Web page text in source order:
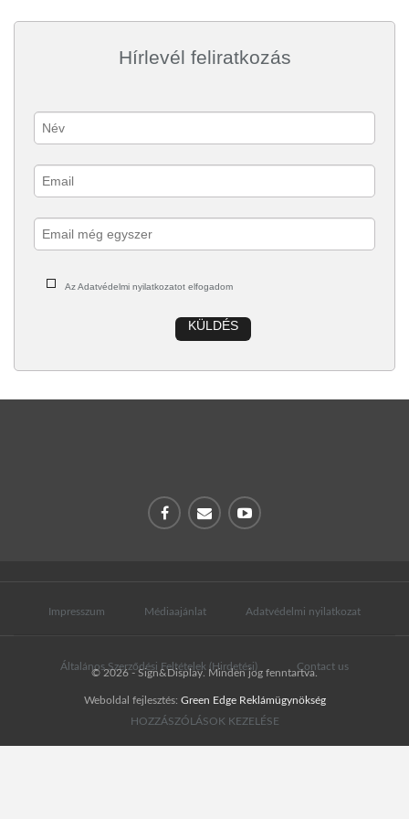
Hírlevél feliratkozás
Az Adatvédelmi nyilatkozatot elfogadom
KÜLDÉS
Impresszum Médiaajánlat Adatvédelmi nyilatkozat
Általános Szerződési Feltételek (Hirdetési) Contact us
HOZZÁSZÓLÁSOK KEZELÉSE
© 2026 - Sign&Display. Minden jog fenntartva.
Weboldal fejlesztés: Green Edge Reklámügynökség